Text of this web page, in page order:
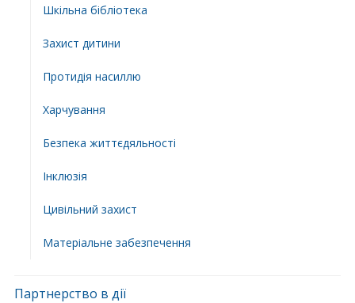
Шкільна бібліотека
Захист дитини
Протидія насиллю
Харчування
Безпека життєдяльності
Інклюзія
Цивільний захист
Матеріальне забезпечення
Партнерство в дії